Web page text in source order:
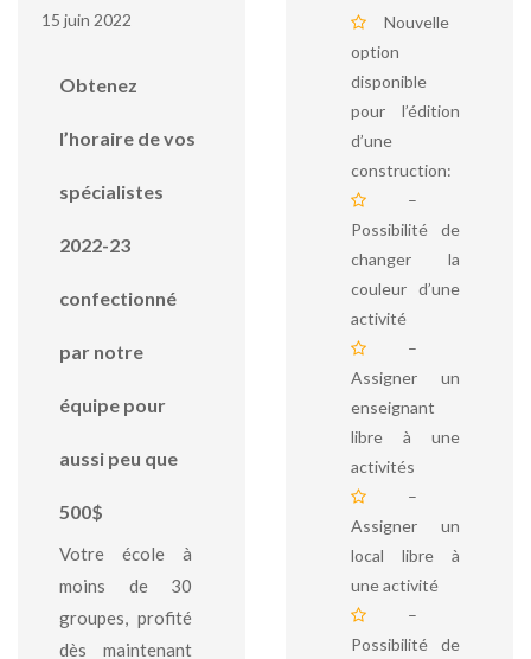
15 juin 2022
Obtenez
l’horaire de vos
spécialistes
2022-23
confectionné
par notre
équipe pour
aussi peu que
500$
Votre école à
moins de 30
groupes, profité
dès maintenant
Nouvelle
option
disponible
pour l’édition
d’une
construction:
–
Possibilité de
changer la
couleur d’une
activité
–
Assigner un
enseignant
libre à une
activités
–
Assigner un
local libre à
une activité
–
Possibilité de